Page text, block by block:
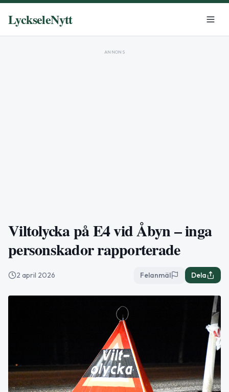
LyckseleNytt
ANNONS
Viltolycka på E4 vid Åbyn – inga
personskador rapporterade
2 april 2026 Felanmäl Dela